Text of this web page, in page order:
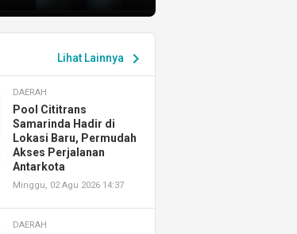
Lihat Lainnya chevron_right
DAERAH
Pool Cititrans
Samarinda Hadir di
Lokasi Baru, Permudah
Akses Perjalanan
Antarkota
Minggu, 02 Agu 2026 14:37
DAERAH